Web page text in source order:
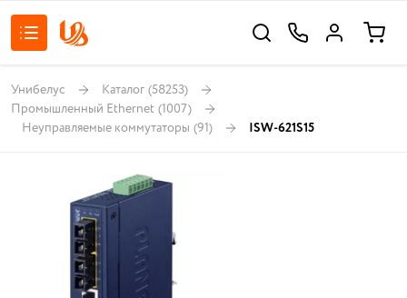
Унибелус Каталог (58253)
Промышленный Ethernet (1007)
Неуправляемые коммутаторы (91) ISW-621S15